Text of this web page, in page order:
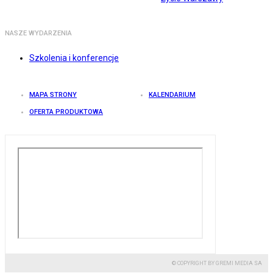
NASZE WYDARZENIA
Szkolenia i konferencje
MAPA STRONY KALENDARIUM
OFERTA PRODUKTOWA
© COPYRIGHT BY GREMI MEDIA SA